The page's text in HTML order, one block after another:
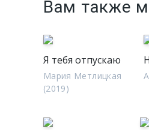
Вам также
Я тебя отпускаю
Мария Метлицкая
(2019)